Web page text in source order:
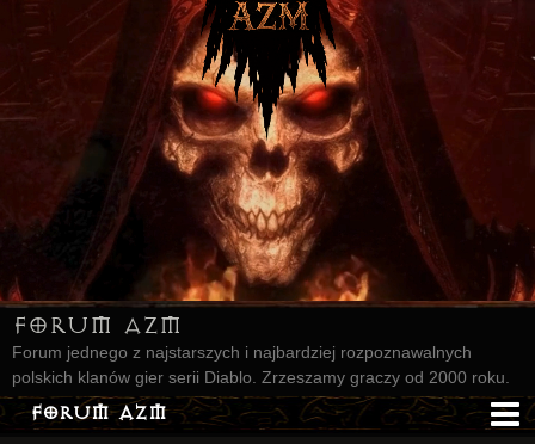
Forum AZM
Forum jednego z najstarszych i najbardziej rozpoznawalnych
polskich klanów gier serii Diablo. Zrzeszamy graczy od 2000 roku.
Forum AZM